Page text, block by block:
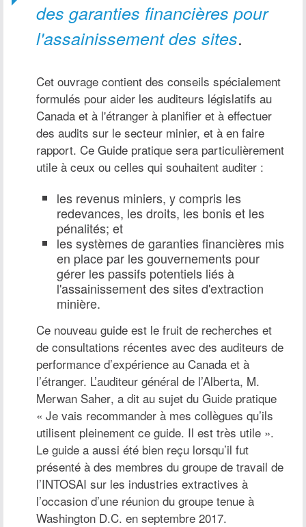
des garanties financières pour
l'assainissement des sites.
Cet ouvrage contient des conseils spécialement
formulés pour aider les auditeurs législatifs au
Canada et à l'étranger à planifier et à effectuer
des audits sur le secteur minier, et à en faire
rapport. Ce Guide pratique sera particulièrement
utile à ceux ou celles qui souhaitent auditer :
les revenus miniers, y compris les
redevances, les droits, les bonis et les
pénalités; et
les systèmes de garanties financières mis
en place par les gouvernements pour
gérer les passifs potentiels liés à
l'assainissement des sites d'extraction
minière.
Ce nouveau guide est le fruit de recherches et
de consultations récentes avec des auditeurs de
performance d’expérience au Canada et à
l’étranger. L’auditeur général de l’Alberta, M.
Merwan Saher, a dit au sujet du Guide pratique
« Je vais recommander à mes collègues qu’ils
utilisent pleinement ce guide. Il est très utile ».
Le guide a aussi été bien reçu lorsqu’il fut
présenté à des membres du groupe de travail de
l’INTOSAI sur les industries extractives à
l’occasion d’une réunion du groupe tenue à
Washington D.C. en septembre 2017.